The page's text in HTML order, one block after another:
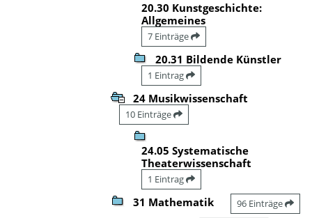
20.30 Kunstgeschichte:
Allgemeines
7 Einträge
20.31 Bildende Künstler
1 Eintrag
24 Musikwissenschaft
10 Einträge
24.05 Systematische
Theaterwissenschaft
1 Eintrag
31 Mathematik 96 Einträge